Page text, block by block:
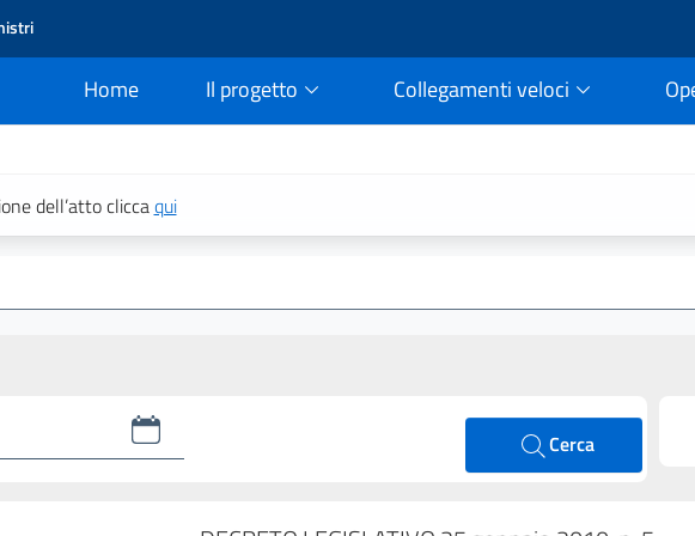
Home
current Il progetto Collegamenti veloci
dell’atto cliccaqui
Cerca